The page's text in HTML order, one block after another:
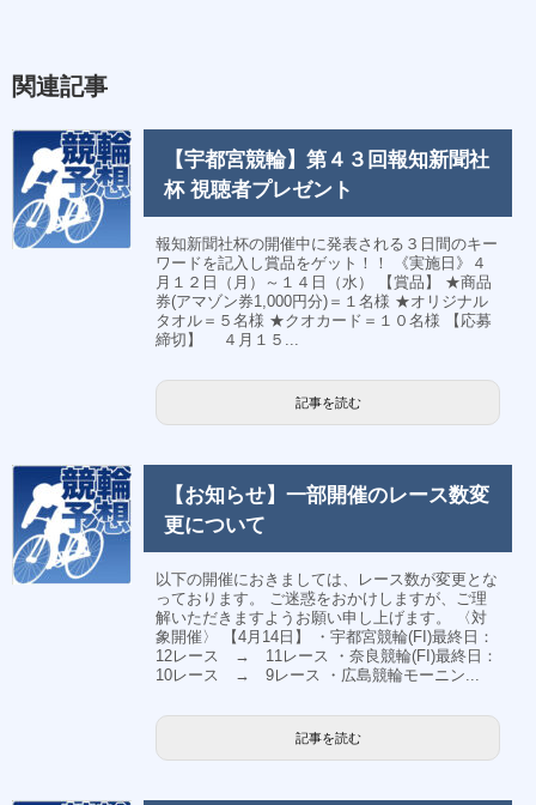
関連記事
【宇都宮競輪】第４３回報知新聞社
杯 視聴者プレゼント
報知新聞社杯の開催中に発表される３日間のキー
ワードを記入し賞品をゲット！！ 《実施日》４
月１２日（月）～１４日（水） 【賞品】 ★商品
券(アマゾン券1,000円分)＝１名様 ★オリジナル
タオル＝５名様 ★クオカード＝１０名様 【応募
締切】 ４月１５...
記事を読む
【お知らせ】一部開催のレース数変
更について
以下の開催におきましては、レース数が変更とな
っております。 ご迷惑をおかけしますが、ご理
解いただきますようお願い申し上げます。 〈対
象開催〉 【4月14日】 ・宇都宮競輪(FI)最終日：
12レース → 11レース ・奈良競輪(FI)最終日：
10レース → 9レース ・広島競輪モーニン...
記事を読む